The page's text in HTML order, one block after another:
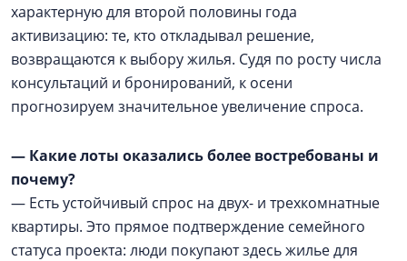
характерную для второй половины года
активизацию: те, кто откладывал решение,
возвращаются к выбору жилья. Судя по росту числа
консультаций и бронирований, к осени
прогнозируем значительное увеличение спроса.
— Какие лоты оказались более востребованы и
почему?
— Есть устойчивый спрос на двух- и трехкомнатные
квартиры. Это прямое подтверждение семейного
статуса проекта: люди покупают здесь жилье для